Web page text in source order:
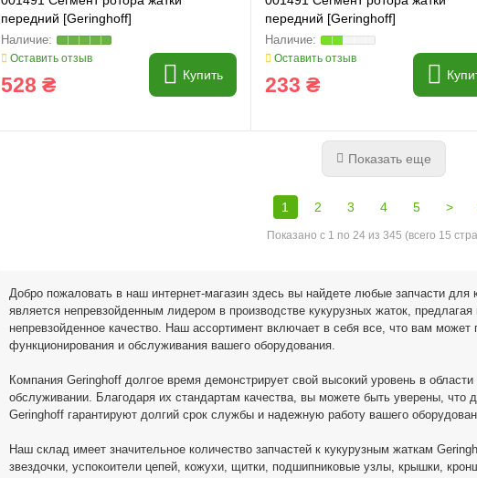
передний [Geringhoff]
Оставить отзыв
528 ₴ Купить
передний [Geringhoff]
Оставить отзыв
233 ₴
Показать еще
1 2 3 4 5 >
Показано с 1 по 24 из 345 (всего 15
Добро пожаловать в наш интернет-магазин здесь вы найдете любые запчасти для
является непревзойденным лидером в производстве кукурузных жаток,
непревзойденное качество. Наш ассортимент включает в себя все, что вам может
функционирования и обслуживания вашего оборудования.
Компания Geringhoff долгое время демонстрирует свой высокий уровень в
обслуживании. Благодаря их стандартам качества, вы можете быть уверены, что
Geringhoff гарантируют долгий срок службы и надежную работу вашего
Наш склад имеет значительное количество запчастей к кукурузным жаткам
звездочки, успокоители цепей, кожухи, щитки, подшипниковые узлы, крышки,